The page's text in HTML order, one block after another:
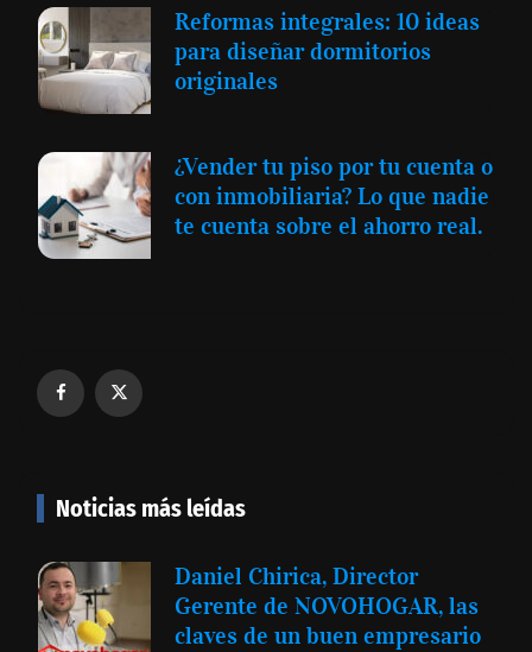
Reformas integrales: 10 ideas
para diseñar dormitorios
originales
¿Vender tu piso por tu cuenta o
con inmobiliaria? Lo que nadie
te cuenta sobre el ahorro real.
Noticias más leídas
Daniel Chirica, Director
Gerente de NOVOHOGAR, las
claves de un buen empresario